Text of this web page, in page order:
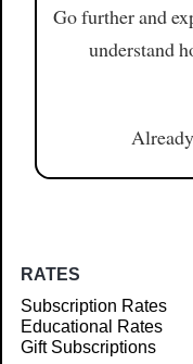
Go further and
understand
RATES
Subscription Rates
Educational Rates
Gift Subscriptions